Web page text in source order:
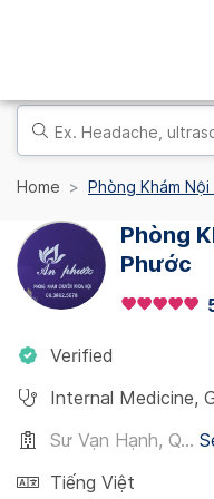
Home Phòng Khám
Phòng
Phước
Verified
Internal Medicine,
Sư Vạn Hạnh, Q...
Tiếng Việt